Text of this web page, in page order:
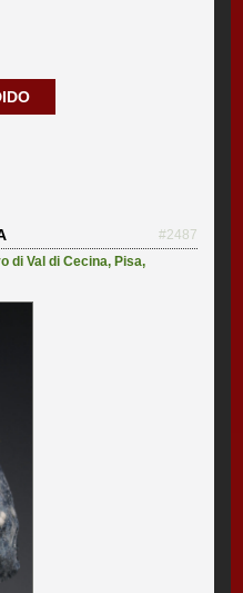
#2487
di Val di Cecina, Pisa,